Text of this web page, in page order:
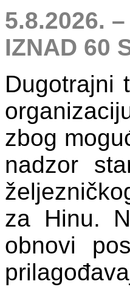
5.8.2026.
IZNAD 60
Dugotrajni
zbog
nadzor
za Hinu.
obnovi